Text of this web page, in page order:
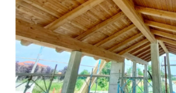
TETTO IN ABETE LAMELLARE